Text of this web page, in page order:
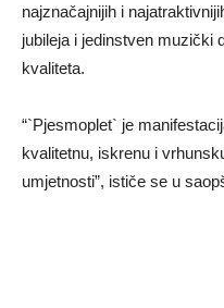
najznačajnijih i
jubileja i jedinstven muzički
kvaliteta.
“`Pjesmoplet` je
kvalitetnu, iskrenu i
umjetnosti”, ističe se u